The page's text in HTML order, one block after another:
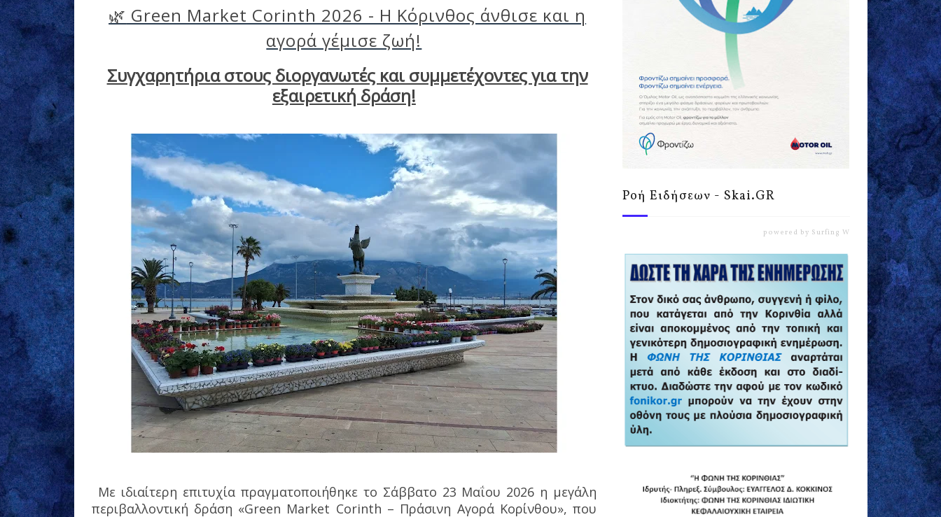
🌿 Green Market Corinth 2026 - Η Κόρινθος άνθισε και η
αγορά γέμισε ζωή!
Συγχαρητήρια στους διοργανωτές και συμμετέχοντες για την
εξαιρετική δράση!
Με ιδιαίτερη επιτυχία πραγματοποιήθηκε το Σάββατο 23 Μαΐου 2026 η μεγάλη
περιβαλλοντική δράση «Green Market Corinth – Πράσινη Αγορά Κορίνθου», που
Ροή Ειδήσεων - Skai.GR
powered by Surfing Waves